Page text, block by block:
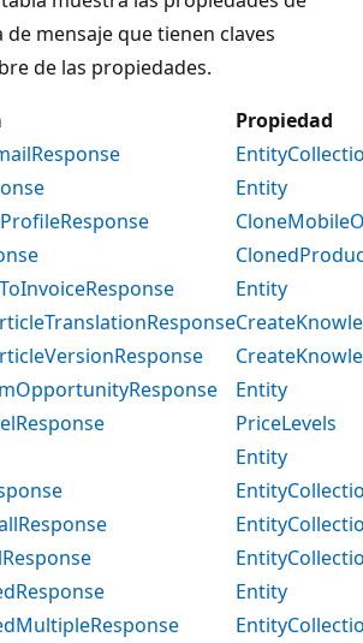
mensaje que tienen claves
de las propiedades.
Propiedad
Entity
Entity
Entity
PriceLevels
Entity
Entity